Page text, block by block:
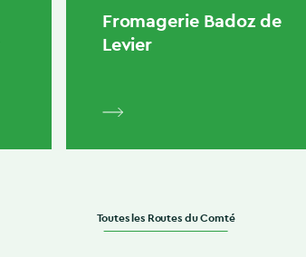
Fromagerie Badoz de
Levier
Toutes les Routes du Comté